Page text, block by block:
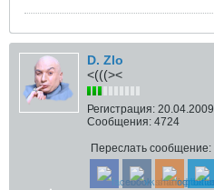
D. Zlo
<(((><
Регистрация: 20.04.2009
Сообщения: 4724
Переслать сообщение: